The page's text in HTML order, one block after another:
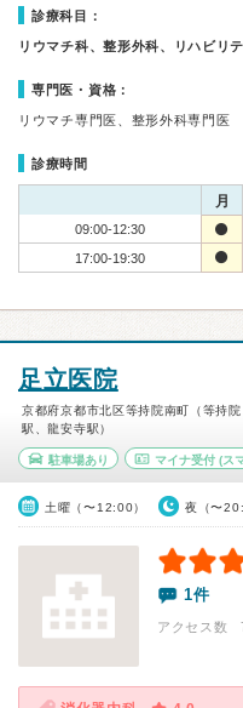
診療科目：
リウマチ科、整形外科、リハビリ
専門医・資格：
リウマチ専門医、整形外科専門医
診療時間
月
09:00-12:30
17:00-19:30
足立医院
京都府京都市北区等持院南町（等持
駅、龍安寺駅）
駐車場あり マイナ受付(ス
土曜（〜12:00） 夜（〜
1件
アクセス数